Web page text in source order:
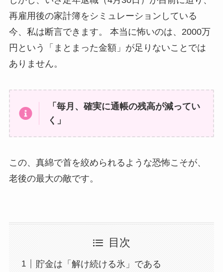
再雇用後の家計簿をシミュレーションしている
今、私は断言できます。 本当に怖いのは、2000万
円という「まとまった金額」が足りないことでは
ありません。
「毎月、確実に通帳の残高が減ってい
く」
この、真綿で首を絞められるような恐怖こそが、
老後の最大の敵です。
目次
貯金は「解け続ける氷」である